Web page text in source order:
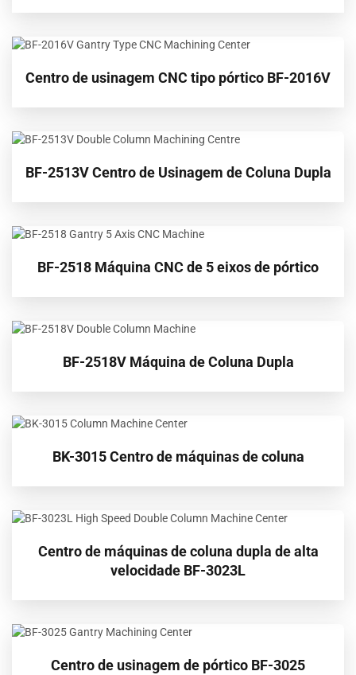
Centro de usinagem CNC tipo pórtico BF-2016V
BF-2513V Centro de Usinagem de Coluna Dupla
BF-2518 Máquina CNC de 5 eixos de pórtico
BF-2518V Máquina de Coluna Dupla
BK-3015 Centro de máquinas de coluna
Centro de máquinas de coluna dupla de alta
velocidade BF-3023L
Centro de usinagem de pórtico BF-3025